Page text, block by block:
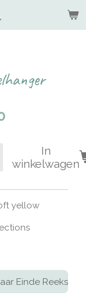
In
winkelwagen
yellow
Einde Reeks